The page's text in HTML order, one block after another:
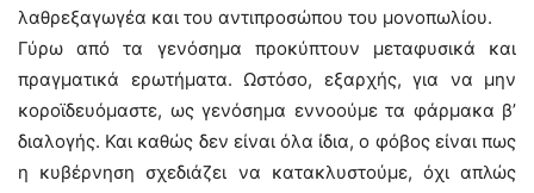
λαθρεξαγωγέα και του αντιπροσώπου του μονοπωλίου.
Γύρω από τα γενόσημα προκύπτουν μεταφυσικά και
πραγματικά ερωτήματα. Ωστόσο, εξαρχής, για να μην
κοροϊδευόμαστε, ως γενόσημα εννοούμε τα φάρμακα β’
διαλογής. Και καθώς δεν είναι όλα ίδια, ο φόβος είναι πως
η κυβέρνηση σχεδιάζει να κατακλυστούμε, όχι απλώς